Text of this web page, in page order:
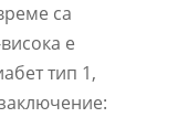
са
е
тип 1,